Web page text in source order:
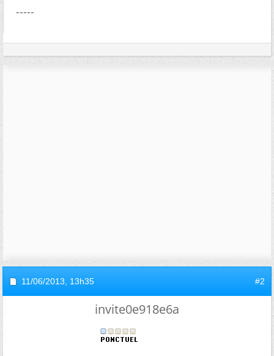
-----
11/06/2013, 13h35 #2
invite0e918e6a